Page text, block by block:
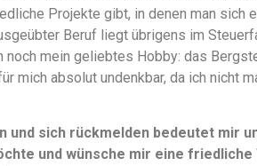
Projekte gibt, in denen man sich
Beruf liegt übrigens im
mein geliebtes Hobby: das
absolut undenkbar, da ich nicht
und sich rückmelden bedeutet mir
und wünsche mir eine